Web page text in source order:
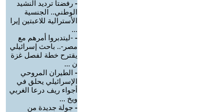
- رفضتا ترديد النشيد
الوطني.. الجنسية
الأسترالية للاعبتين إيرا
...
- -ليتدبروا أمرهم مع
مصر-.. باحث إسرائيلي
يقترح خطة لفصل غزة
ن ...
- الطيران المروحي
الإسرائيلي يحلق في
أجواء ريف درعا الغربي
ويخ ...
- جولة جديدة من